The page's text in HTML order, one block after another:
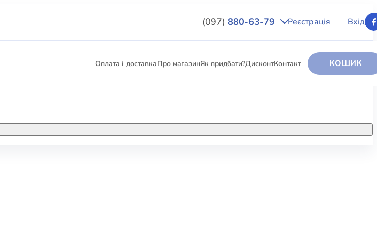
(097) 880-63-79 Реєстрація Вхід
Оплата і доставкаПро магазинЯк придбати?ДисконтКонтакт КОШИК
ЕЛЕКТРОННІ КНИГИ